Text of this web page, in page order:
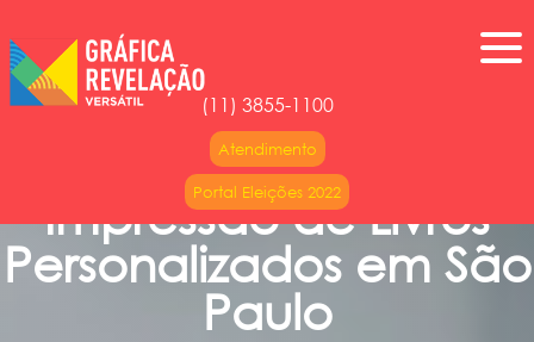
(11) 3855-1100
Atendimento
Portal Eleições 2022
Impressão de Livros
Personalizados em São
Paulo